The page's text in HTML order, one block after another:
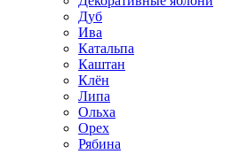
Дуб
Ива
Катальпа
Каштан
Клён
Липа
Ольха
Орех
Рябина